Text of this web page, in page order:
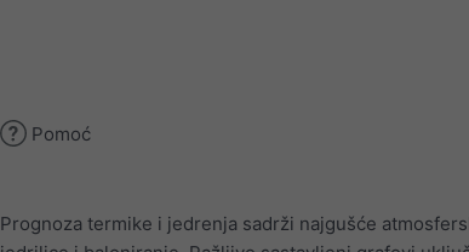
Pomoć
Prognoza termike i jedrenja sadrži najgušće